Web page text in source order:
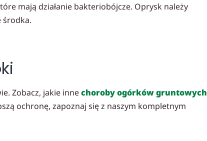
mają działanie bakteriobójcze. Oprysk należy
środka.
Zobacz, jakie innechoroby ogórków gruntowych
ochronę, zapoznaj się z naszym kompletnym